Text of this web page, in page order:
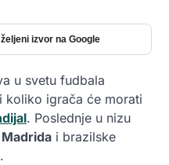
izvor na Google
u svetu fudbala
koliko igrača će morati
. Poslednje u nizu
Madrida i brazilske
.